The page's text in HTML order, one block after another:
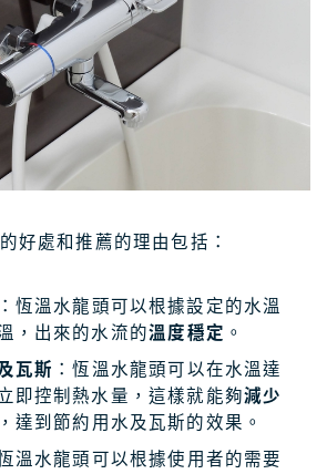
好處和推薦的理由包括：
：恆溫水龍頭可以根據設定的水溫
，出來的水流的溫度穩定 。
瓦斯 ：恆溫水龍頭可以在水溫達
即控制熱水量，這樣就能夠減少
，達到節約用水及瓦斯的效果。
溫水龍頭可以根據使用者的需要